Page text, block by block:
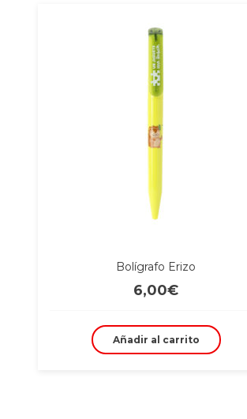
Bolígrafo Erizo
6,00€
Añadir al carrito